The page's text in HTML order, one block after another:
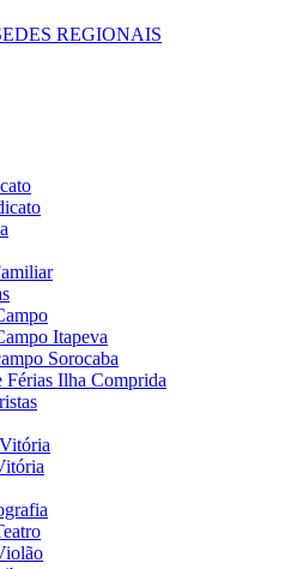
REGIONAIS
Itapeva
Sorocaba
Férias Ilha Comprida